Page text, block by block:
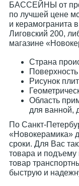
БАССЕЙНЫ от
по лучшей цене
и керамогранита
Лиговский 200,
магазине
Страна
Рисунок
Область
для ванной,
По Санкт-
«Новокерамика»
сроки. Для Вас
товара и
товар
быструю и